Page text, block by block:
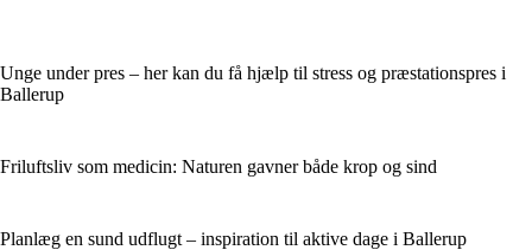
Unge under pres – her kan du få hjælp til stress og præstationspres i
Ballerup
Friluftsliv som medicin: Naturen gavner både krop og sind
Planlæg en sund udflugt – inspiration til aktive dage i Ballerup